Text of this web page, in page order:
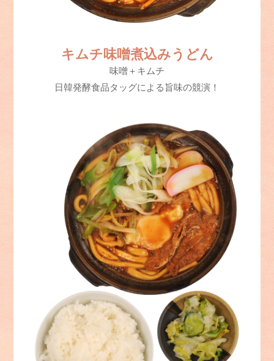
キムチ味噌煮込みうどん
味噌＋キムチ
日韓発酵食品タッグによる旨味の競演！